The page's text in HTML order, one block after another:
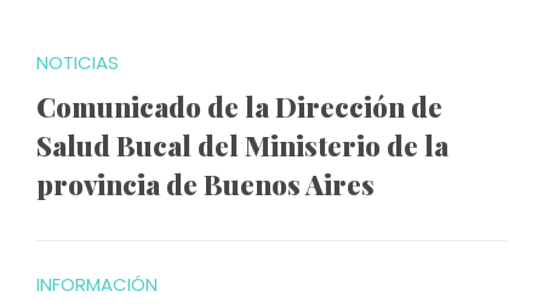
NOTICIAS
Comunicado de la Dirección de
Salud Bucal del Ministerio de la
provincia de Buenos Aires
INFORMACIÓN